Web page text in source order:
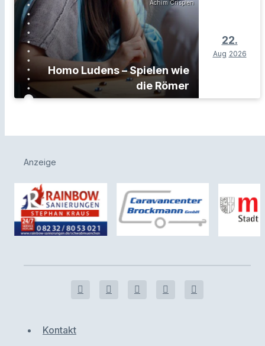
Achim Crispien
Homo Ludens – Spielen wie
die Römer
22.
Aug 2026
Anzeige
Kontakt